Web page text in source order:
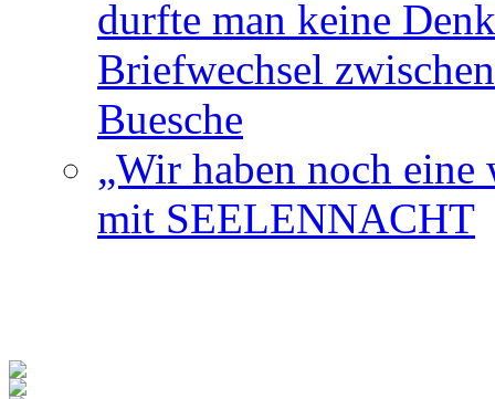
durfte man keine
Briefwechsel
Buesche
„Wir haben noch
mit SEELENNACHT